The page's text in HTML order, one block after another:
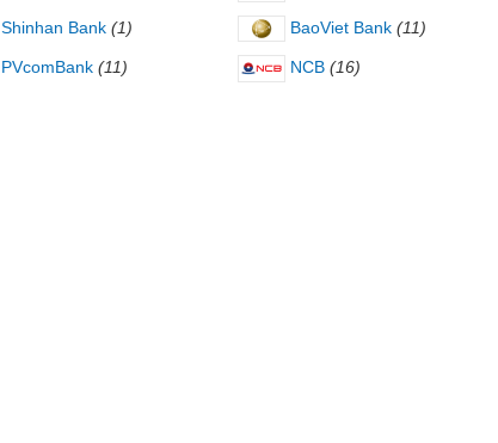
Shinhan Bank (1) BaoViet Bank (11)
PVcomBank (11) NCB (16)